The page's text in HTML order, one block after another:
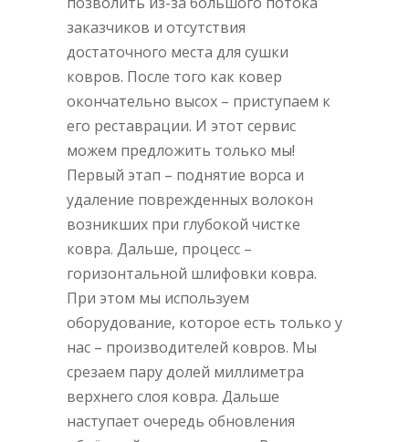
заказчиков и отсутствия
достаточного места для сушки
ковров. После того как ковер
окончательно высох – приступаем к
его реставрации. И этот сервис
можем предложить только мы!
Первый этап – поднятие ворса и
удаление поврежденных волокон
возникших при глубокой чистке
ковра. Дальше, процесс –
горизонтальной шлифовки ковра.
При этом мы используем
оборудование, которое есть только у
нас – производителей ковров. Мы
срезаем пару долей миллиметра
верхнего слоя ковра. Дальше
наступает очередь обновления